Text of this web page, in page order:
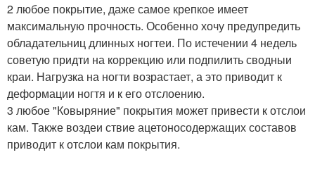
2 любое покрытие, даже самое крепкое имеет
максимальную прочность. Особенно хочу предупредить
обладательниц длинных ногтеи. По истечении 4 недель
советую придти на коррекцию или подпилить сводныи
краи. Нагрузка на ногти возрастает, а это приводит к
деформации ногтя и к его отслоению.
3 любое "Ковыряние" покрытия может привести к отслои
кам. Также воздеи ствие ацетоносодержащих составов
приводит к отслои кам покрытия.